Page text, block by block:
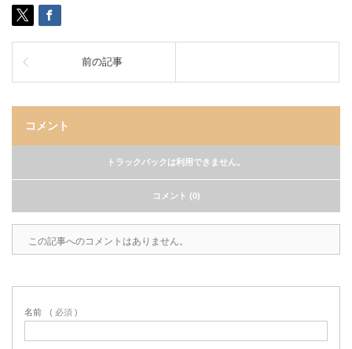
前の記事
コメント
トラックバックは利用できません。
コメント (0)
この記事へのコメントはありません。
名前 ( 必須 )